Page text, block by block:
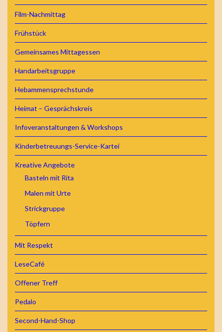
Film-Nachmittag
Frühstück
Gemeinsames Mittagessen
Handarbeitsgruppe
Hebammensprechstunde
Heimat – Gesprächskreis
Infoveranstaltungen & Workshops
Kinderbetreuungs-Service-Kartei
Kreative Angebote
Basteln mit Rita
Malen mit Urte
Strickgruppe
Töpfern
Mit Respekt
LeseCafé
Offener Treff
Pedalo
Second-Hand-Shop